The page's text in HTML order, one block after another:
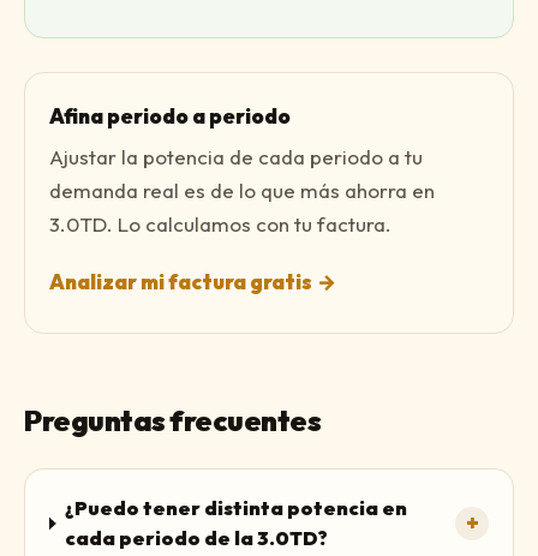
Afina periodo a periodo
Ajustar la potencia de cada periodo a tu
demanda real es de lo que más ahorra en
3.0TD. Lo calculamos con tu factura.
Analizar mi factura gratis →
Preguntas frecuentes
¿Puedo tener distinta potencia en
cada periodo de la 3.0TD?
+